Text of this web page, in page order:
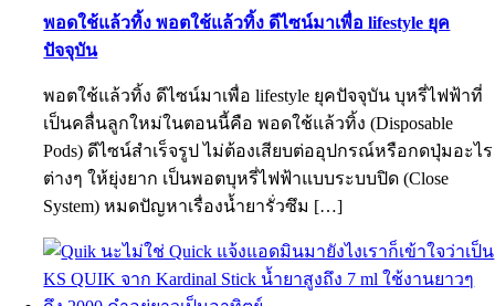
พอดใช้แล้วทิ้ง พอตใช้แล้วทิ้ง ดีไซน์มาเพื่อ lifestyle ยุค
ปัจจุบัน
พอตใช้แล้วทิ้ง ดีไซน์มาเพื่อ lifestyle ยุคปัจจุบัน บุหรี่ไฟฟ้าที่
เป็นคลื่นลูกใหม่ในตอนนี้คือ พอดใช้แล้วทิ้ง (Disposable
Pods) ดีไซน์สำเร็จรูป ไม่ต้องเสียบต่ออุปกรณ์หรือกดปุ่มอะไร
ต่างๆ ให้ยุ่งยาก เป็นพอตบุหรี่ไฟฟ้าแบบระบบปิด (Close
System) หมดปัญหาเรื่องน้ำยารั่วซึม […]